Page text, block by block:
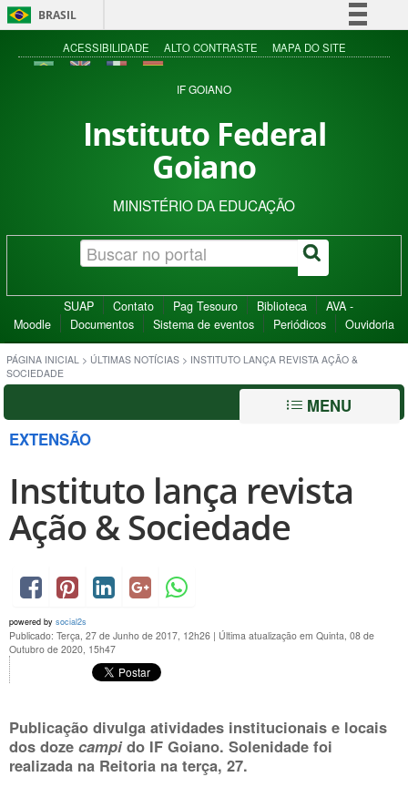
BRASIL
Simplifique!
Acesso à informação
ACESSIBILIDADE ALTO CONTRASTE MAPA DO SITE
IF GOIANO
Instituto Federal
Goiano
MINISTÉRIO DA EDUCAÇÃO
SUAP Contato Pag Tesouro Biblioteca
AVA -
Moodle
Documentos Sistema de eventos Periódicos Ouvidoria
PÁGINA INICIAL > ÚLTIMAS NOTÍCIAS > INSTITUTO LANÇA REVISTA AÇÃO &
SOCIEDADE
MENU
EXTENSÃO
Instituto lança revista
Ação & Sociedade
powered by social2s
Publicado: Terça, 27 de Junho de 2017, 12h26 | Última atualização em Quinta, 08 de
Outubro de 2020, 15h47
Publicação divulga atividades institucionais e locais
dos doze campido IF Goiano. Solenidade foi
realizada na Reitoria na terça, 27.